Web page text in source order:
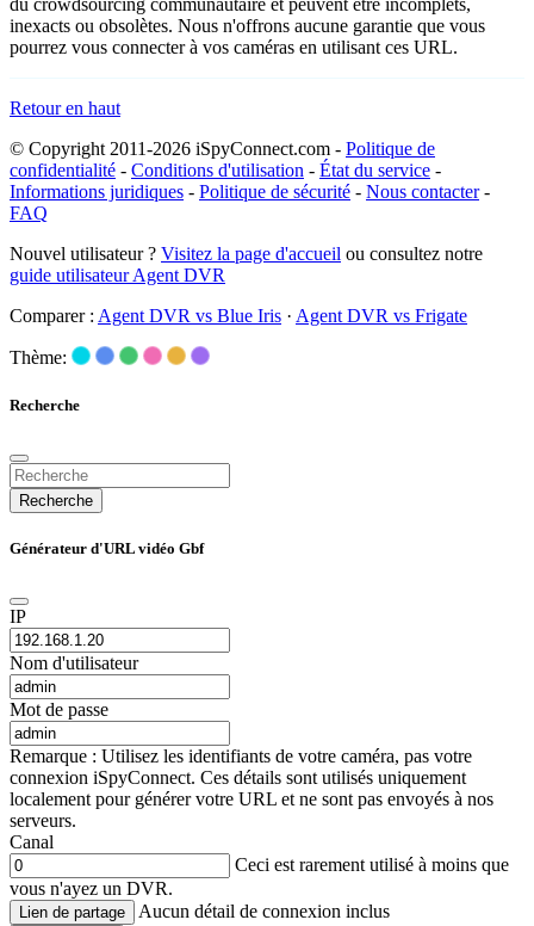
du crowdsourcing communautaire et peuvent être incomplets,
inexacts ou obsolètes. Nous n'offrons aucune garantie que vous
pourrez vous connecter à vos caméras en utilisant ces URL.
Retour en haut
© Copyright 2011-2026 iSpyConnect.com - Politique de
confidentialité - Conditions d'utilisation - État du service -
Informations juridiques - Politique de sécurité - Nous contacter-
FAQ
Nouvel utilisateur ? Visitez la page d'accueil ou consultez notre
guide utilisateur Agent DVR
Comparer : Agent DVR vs Blue Iris · Agent DVR vs Frigate
Thème:
Recherche
Recherche
Générateur d'URL vidéo Gbf
IP
Nom d'utilisateur
Mot de passe
Remarque : Utilisez les identifiants de votre caméra, pas votre
connexion iSpyConnect. Ces détails sont utilisés uniquement
localement pour générer votre URL et ne sont pas envoyés à nos
serveurs.
Canal
Ceci est rarement utilisé à moins que
vous n'ayez un DVR.
Lien de partage Aucun détail de connexion inclus